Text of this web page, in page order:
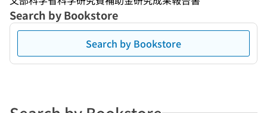
Search by Bookstore
Search by Bookstore